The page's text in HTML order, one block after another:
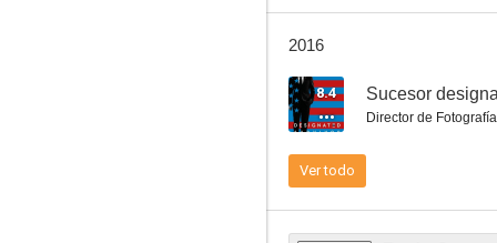
2016
8.4 Sucesor
Director de Fotografía
Ver todo